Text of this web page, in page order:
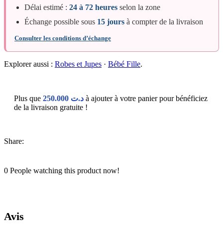
Délai estimé : 24 à 72 heures selon la zone
Échange possible sous 15 jours à compter de la livraison
Consulter les conditions d’échange
Explorer aussi : Robes et Jupes · Bébé Fille.
Plus que د.ت à ajouter à votre panier pour bénéficiez
de la livraison gratuite !
Share:
0 People watching this product now!
Avis